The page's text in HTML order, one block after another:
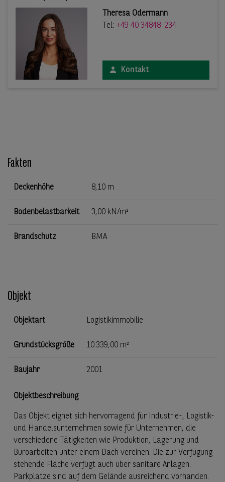
Theresa Odermann
Tel: +49 40 34848-234
Kontakt
Fakten
Deckenhöhe 8,10 m
Bodenbelastbarkeit 3,00 kN/m²
Brandschutz BMA
Objekt
Objektart Logistikimmobilie
Grundstücksgröße 10.339,00 m²
Baujahr 2001
Objektbeschreibung
Das Objekt eignet sich hervorragend für Industrie-, Logistik-
und Handelsunternehmen sowie für Unternehmen, die
verschiedene Tätigkeiten wie Produktion, Lagerung und
Büroarbeiten unter einem Dach vereinen. Die zur Verfügung
stehende Fläche verfügt auch über sanitäre Anlagen.
Parkplätze sind auf dem Gelände ausreichend vorhanden.